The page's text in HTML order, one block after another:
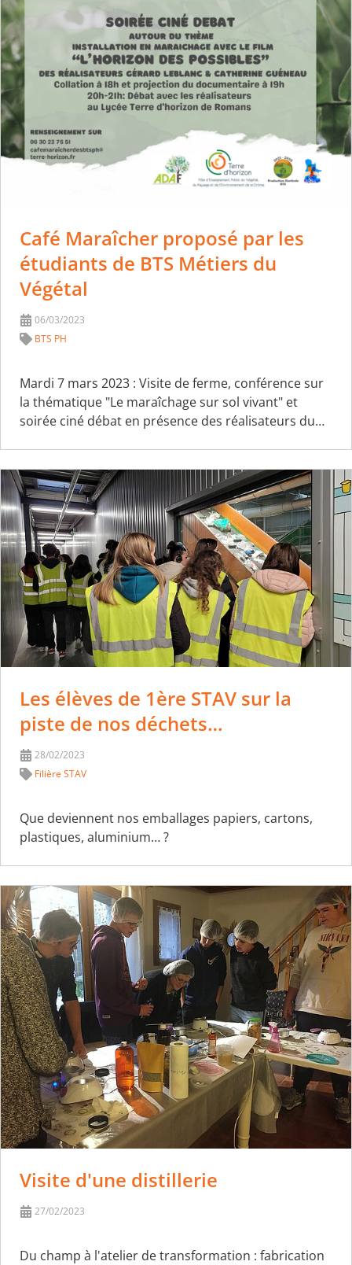
Café Maraîcher proposé par les
étudiants de BTS Métiers du
Végétal
06/03/2023
BTS PH
Mardi 7 mars 2023 : Visite de ferme, conférence sur
la thématique "Le maraîchage sur sol vivant" et
soirée ciné débat en présence des réalisateurs du…
Les élèves de 1ère STAV sur la
piste de nos déchets…
28/02/2023
Filière STAV
Que deviennent nos emballages papiers, cartons,
plastiques, aluminium… ?
Visite d'une distillerie
27/02/2023
Du champ à l'atelier de transformation : fabrication